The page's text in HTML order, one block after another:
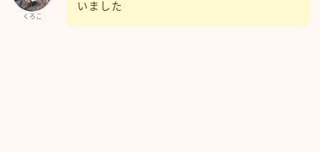
くろこ
いました